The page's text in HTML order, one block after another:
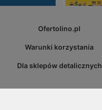
Ofertolino.pl
Warunki korzystania
Dla sklepów detalicznych